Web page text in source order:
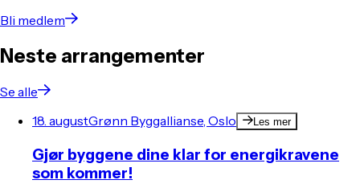
Bli medlem
Neste arrangementer
Se alle
18. augustGrønn Byggallianse, Oslo Les mer
Gjør byggene dine klar for energikravene
som kommer!